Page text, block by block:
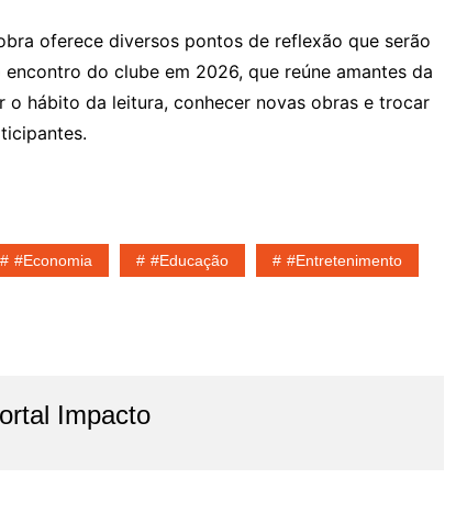
oferece diversos pontos de reflexão que serão
do clube em 2026, que reúne amantes da
o hábito da leitura, conhecer novas obras e trocar
#economia #educação #entretenimento
Impacto